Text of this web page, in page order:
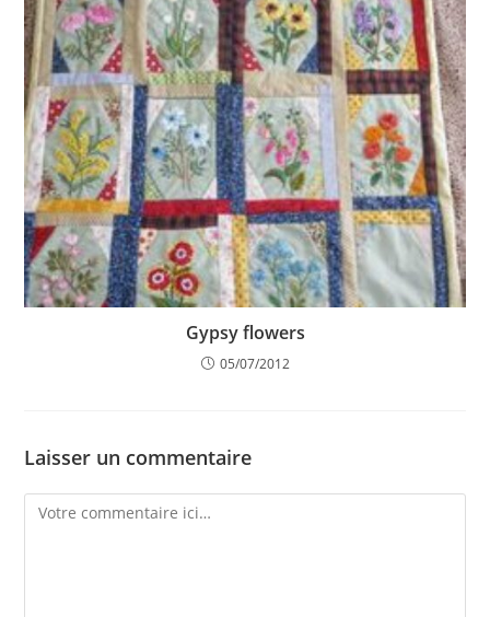
Gypsy flowers
05/07/2012
Laisser un commentaire
Comment